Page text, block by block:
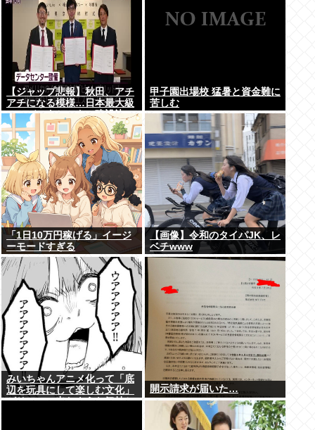
【ジャップ悲報】秋田、アチ
アチになる模様…日本最大級
のAIデータセンター建設決
定！整備費は2兆円！
甲子園出場校 猛暑と資金難に
苦しむ
「1日10万円稼げる」イージ
ーモードすぎる
【画像】令和のタイパJK、レ
ベチwww
みいちゃんアニメ化って「底
辺を玩具にして楽しむ文化」
がリアルに出たような気持ち
開示請求が届いた…